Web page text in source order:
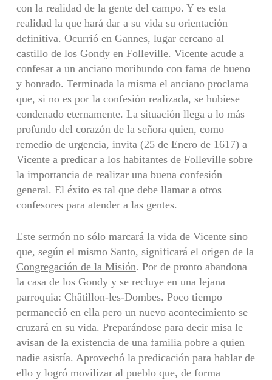
con la realidad de la gente del campo. Y es esta
realidad la que hará dar a su vida su orientación
definitiva. Ocurrió en Gannes, lugar cercano al
castillo de los Gondy en Folleville. Vicente acude a
confesar a un anciano moribundo con fama de bueno
y honrado. Terminada la misma el anciano proclama
que, si no es por la confesión realizada, se hubiese
condenado eternamente. La situación llega a lo más
profundo del corazón de la señora quien, como
remedio de urgencia, invita (25 de Enero de 1617) a
Vicente a predicar a los habitantes de Folleville sobre
la importancia de realizar una buena confesión
general. El éxito es tal que debe llamar a otros
confesores para atender a las gentes.
Este sermón no sólo marcará la vida de Vicente sino
que, según el mismo Santo, significará el origen de la
Congregación de la Misión. Por de pronto abandona
la casa de los Gondy y se recluye en una lejana
parroquia: Châtillon-les-Dombes. Poco tiempo
permaneció en ella pero un nuevo acontecimiento se
cruzará en su vida. Preparándose para decir misa le
avisan de la existencia de una familia pobre a quien
nadie asistía. Aprovechó la predicación para hablar de
ello y logró movilizar al pueblo que, de forma